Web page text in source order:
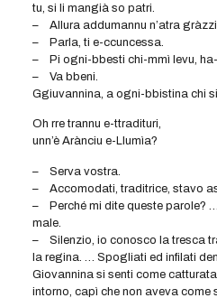
tu, si li mangià so patri.
– Allura addumannu n’atra
– Parla, ti e-ccuncessa.
– Pi ogni-bbesti chi-mmì levu,
– Va bbeni.
Ggiuvannina, a ogni-bbistina chi
Oh rre trannu e-ttradituri,
unn’è Arànciu e-Llumìa?
– Serva vostra.
– Accomodati, traditrice, stavo
– Perché mi dite queste parole?
male.
– Silenzio, io conosco la tresca
la regina. … Spogliati ed infilati
Giovannina si senti come
intorno, capì che non aveva come